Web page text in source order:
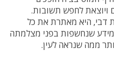
ויוצאת לחפש תשובות.
דבי, היא מאתרת את כל
שנחשפות בפני מצלמתה
ממה שנראה לעין.